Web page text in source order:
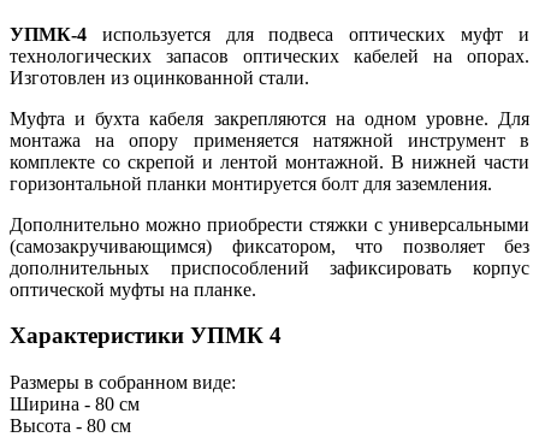
УПМК-4 используется для подвеса оптических муфт и
технологических запасов оптических кабелей на опорах.
Изготовлен из оцинкованной стали.
Муфта и бухта кабеля закрепляются на одном уровне. Для
монтажа на опору применяется натяжной инструмент в
комплекте со скрепой и лентой монтажной. В нижней части
горизонтальной планки монтируется болт для заземления.
Дополнительно можно приобрести стяжки с универсальными
(самозакручивающимся) фиксатором, что позволяет без
дополнительных приспособлений зафиксировать корпус
оптической муфты на планке.
Характеристики УПМК 4
Размеры в собранном виде:
Ширина - 80 см
Высота - 80 см